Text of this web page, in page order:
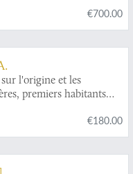
von Johann€700.00
l'origine et les
premiers habitants
€180.00